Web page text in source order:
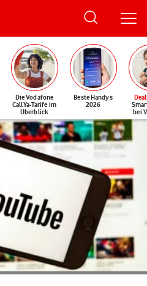
Die Vodafone
CallYa-Tarife im
Überblick
Beste Handys
2026
Deal
bei